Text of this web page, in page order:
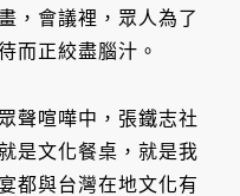
，會議裡，眾人為了
而正絞盡腦汁。
聲喧嘩中，張鐵志社
是文化餐桌，就是我
都與台灣在地文化有